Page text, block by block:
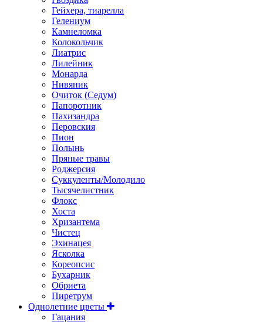
Гейхера, тиарелла
Гелениум
Камнеломка
Колокольчик
Лиатрис
Лилейник
Монарда
Нивяник
Очиток (Седум)
Папоротник
Пахизандра
Перовския
Пион
Полынь
Пряные травы
Роджерсия
Суккуленты/Молодило
Тысячелистник
Флокс
Хоста
Хризантема
Чистец
Эхинацея
Ясколка
Кореопсис
Бухарник
Обриета
Пиретрум
Однолетние цветы
Гацания